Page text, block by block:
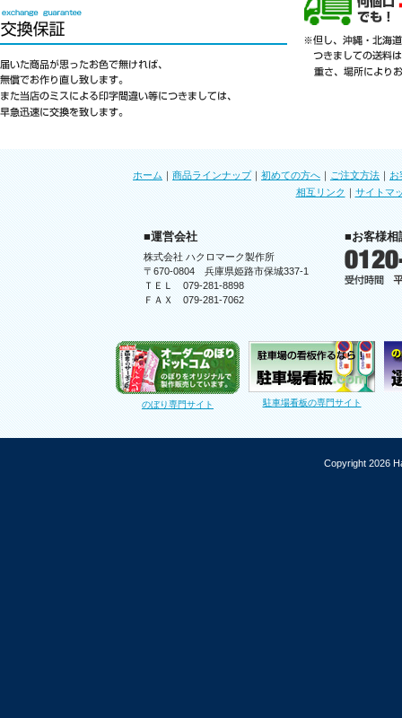
ホーム ｜ 商品ラインナップ｜ 初めての方へ ｜ ご注文方法 ｜ お
相互リンク ｜ サイトマ
■運営会社
株式会社 ハクロマーク製作所
〒670-0804 兵庫県姫路市保城337-1
ＴＥＬ 079-281-8898
ＦＡＸ 079-281-7062
■お客様相
のぼり専門サイト 駐車場看板の専門サイト
Copyright 2026